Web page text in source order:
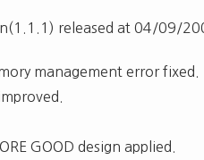
released at 04/09/
management error fixed.
GOOD design applied.